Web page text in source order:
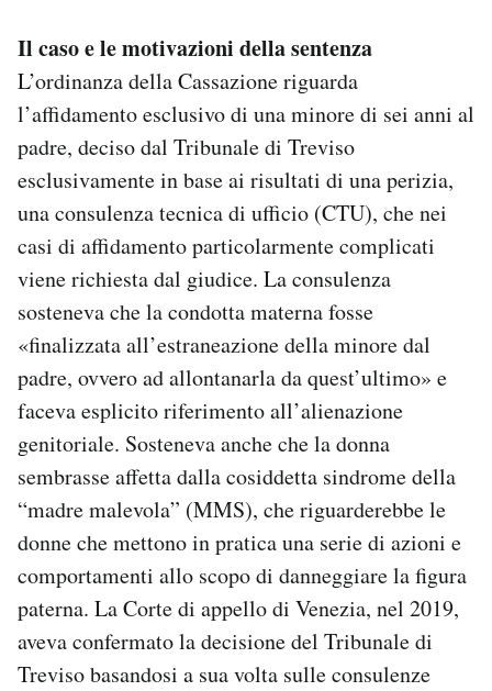
Il caso e le motivazioni della sentenza
L’ordinanza della Cassazione riguarda
l’affidamento esclusivo di una minore di sei anni al
padre, deciso dal Tribunale di Treviso
esclusivamente in base ai risultati di una perizia,
una consulenza tecnica di ufficio (CTU), che nei
casi di affidamento particolarmente complicati
viene richiesta dal giudice. La consulenza
sosteneva che la condotta materna fosse
«finalizzata all’estraneazione della minore dal
padre, ovvero ad allontanarla da quest’ultimo» e
faceva esplicito riferimento all’alienazione
genitoriale. Sosteneva anche che la donna
sembrasse affetta dalla cosiddetta sindrome della
“madre malevola” (MMS), che riguarderebbe le
donne che mettono in pratica una serie di azioni e
comportamenti allo scopo di danneggiare la figura
paterna. La Corte di appello di Venezia, nel 2019,
aveva confermato la decisione del Tribunale di
Treviso basandosi a sua volta sulle consulenze